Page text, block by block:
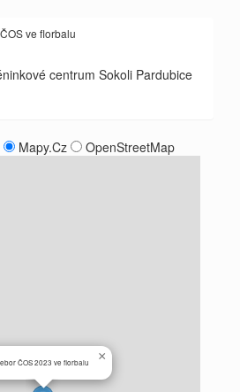
ve florbalu
centrum Sokoli Pardubice
Mapy.Cz OpenStreetMap
ČOS 2023 ve florbalu ×